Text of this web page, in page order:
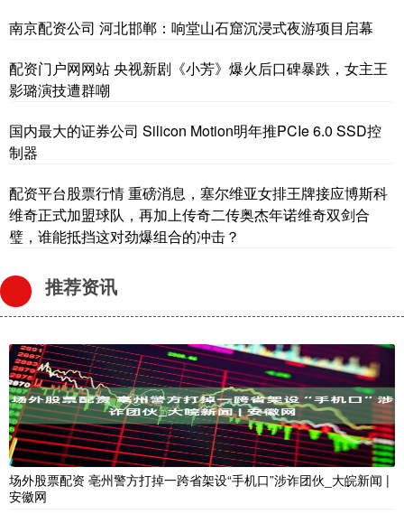
南京配资公司 河北邯郸：响堂山石窟沉浸式夜游项目启幕
配资门户网网站 央视新剧《小芳》爆火后口碑暴跌，女主王
影璐演技遭群嘲
国内最大的证券公司 Silicon Motion明年推PCIe 6.0 SSD控
制器
配资平台股票行情 重磅消息，塞尔维亚女排王牌接应博斯科
维奇正式加盟球队，再加上传奇二传奥杰年诺维奇双剑合
璧，谁能抵挡这对劲爆组合的冲击？
推荐资讯
场外股票配资 亳州警方打掉一跨省架设“手机口”涉诈团伙_大皖新闻 |
安徽网